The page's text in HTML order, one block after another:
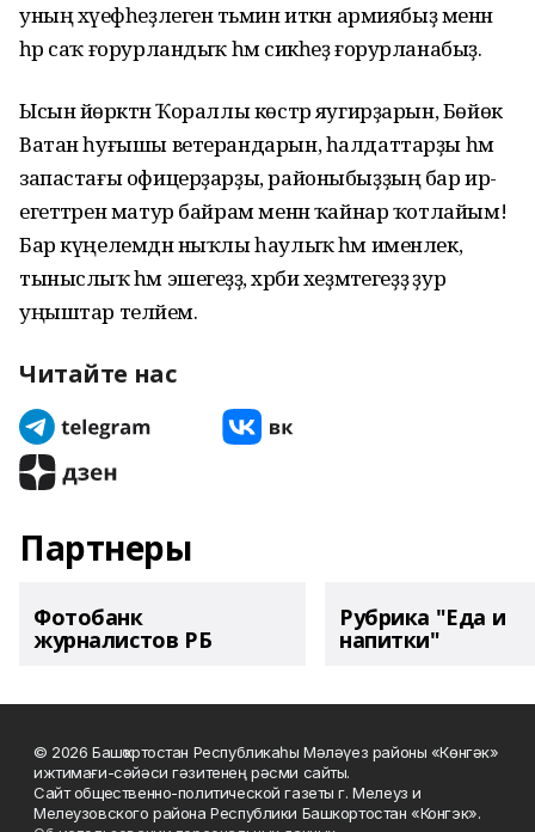
уның хәүефһеҙлеген тәьмин иткән армиябыҙ менән
һәр саҡ ғорурландыҡ һәм сикһеҙ ғорурланабыҙ.
Ысын йөрәктән Ҡораллы көстәр яугирҙарын, Бөйөк
Ватан һуғышы ветерандарын, һалдаттарҙы һәм
запастағы офицерҙарҙы, районыбыҙҙың бар ир-
егеттәрен матур байрам менән ҡайнар ҡотлайым!
Бар күңелемдән ныҡлы һаулыҡ һәм именлек,
тыныслыҡ һәм эшегеҙҙә, хәрби хеҙмәтегеҙҙә ҙур
уңыштар теләйем.
Читайте нас
Партнеры
Фотобанк
журналистов РБ
Рубрика "Еда и
напитки"
© 2026 Башҡортостан Республикаһы Мәләүез районы «Көнгәк»
ижтимағи-сәйәси гәзитенең рәсми сайты.
Сайт общественно-политической газеты г. Мелеуз и
Мелеузовского района Республики Башкортостан «Конгэк».